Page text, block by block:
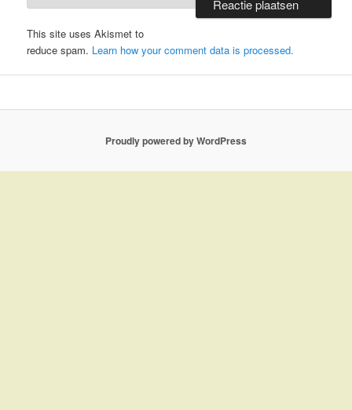
This site uses Akismet to
reduce spam. Learn how your comment data is processed.
Proudly powered by WordPress